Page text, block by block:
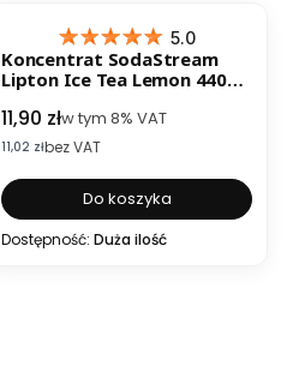
5.0
Koncentrat SodaStream
Lipton Ice Tea Lemon 440
Cena brutto
11,90 złw tym 8% VAT
Cena netto
11,02 złbez VAT
Do koszyka
Dostępność: Duża ilość